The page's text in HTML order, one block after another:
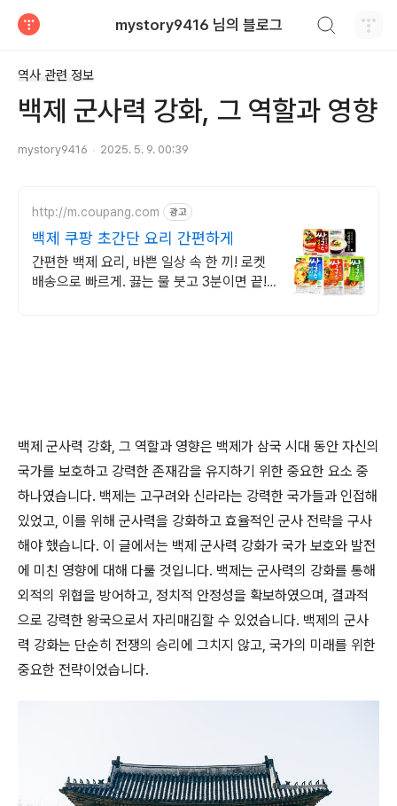
mystory9416 님의 블로그
역사 관련 정보
백제 군사력 강화, 그 역할과 영향
mystory9416 2025. 5. 9. 00:39
http://m.coupang.com 광고
백제 쿠팡 초간단 요리 간편하게
간편한 백제 요리, 바쁜 일상 속 한 끼! 로켓
배송으로 빠르게. 끓는 물 붓고 3분이면 끝!
백제 군사력 강화, 그 역할과 영향은 백제가 삼국 시대 동안 자신의
국가를 보호하고 강력한 존재감을 유지하기 위한 중요한 요소 중
하나였습니다. 백제는 고구려와 신라라는 강력한 국가들과 인접해
있었고, 이를 위해 군사력을 강화하고 효율적인 군사 전략을 구사
해야 했습니다. 이 글에서는 백제 군사력 강화가 국가 보호와 발전
에 미친 영향에 대해 다룰 것입니다. 백제는 군사력의 강화를 통해
외적의 위협을 방어하고, 정치적 안정성을 확보하였으며, 결과적
으로 강력한 왕국으로서 자리매김할 수 있었습니다. 백제의 군사
력 강화는 단순히 전쟁의 승리에 그치지 않고, 국가의 미래를 위한
중요한 전략이었습니다.